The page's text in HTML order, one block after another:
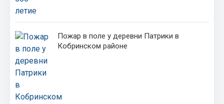
Пожар в поле у деревни Патрики в
Кобринском районе